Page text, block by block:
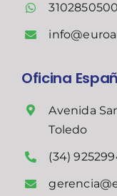
3102850500
Oficina
Avenida
Toledo
(34)